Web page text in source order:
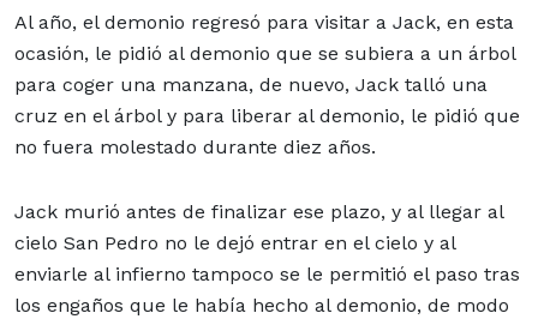
Al año, el demonio regresó para visitar a Jack, en esta
ocasión, le pidió al demonio que se subiera a un árbol
para coger una manzana, de nuevo, Jack talló una
cruz en el árbol y para liberar al demonio, le pidió que
no fuera molestado durante diez años.
Jack murió antes de finalizar ese plazo, y al llegar al
cielo San Pedro no le dejó entrar en el cielo y al
enviarle al infierno tampoco se le permitió el paso tras
los engaños que le había hecho al demonio, de modo